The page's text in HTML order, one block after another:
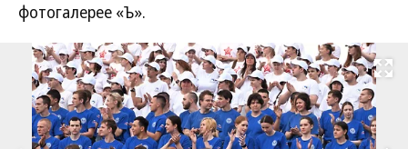
фотогалерее «Ъ».
Развернуть